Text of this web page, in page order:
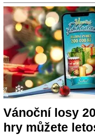
Vánoční losy
hry můžete